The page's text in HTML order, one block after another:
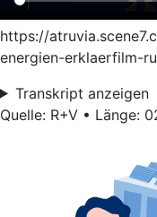
https://
energien-erklaerfilm-
Transkript anzeigen
Quelle: R+V • Länge: